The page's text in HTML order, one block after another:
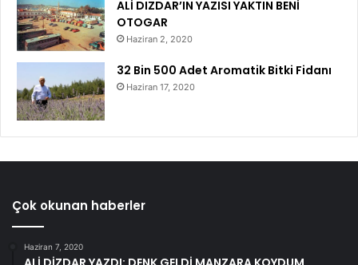
ALİ DIZDAR’IN YAZISI YAKTIN BENİ
OTOGAR
Haziran 2, 2020
32 Bin 500 Adet Aromatik Bitki Fidanı
Haziran 17, 2020
Çok okunan haberler
Haziran 7, 2020